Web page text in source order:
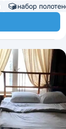
набор